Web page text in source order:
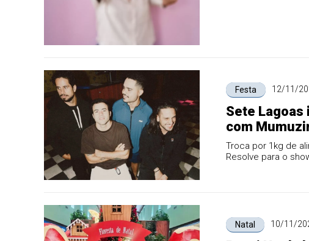
Festa 12/11/
Sete
com
Troca por 1kg de
Resolve para o
Natal 10/11/